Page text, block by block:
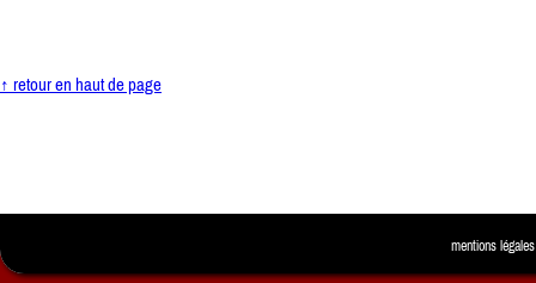
↑ retour en haut de page
mentions légales